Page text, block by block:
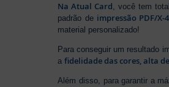
Na Atual Card, você tem
padrão de impressão PDF/X-4
material personalizado!
Para conseguir um resultado
afidelidade das cores, alta
Além disso, para garantir a